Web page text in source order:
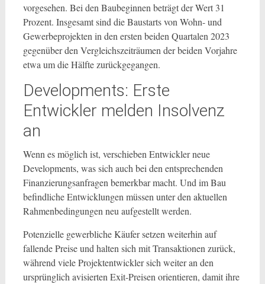
vorgesehen. Bei den Baubeginnen beträgt der Wert 31
Prozent. Insgesamt sind die Baustarts von Wohn- und
Gewerbeprojekten in den ersten beiden Quartalen 2023
gegenüber den Vergleichszeiträumen der beiden Vorjahre
etwa um die Hälfte zurückgegangen.
Developments: Erste
Entwickler melden Insolvenz
an
Wenn es möglich ist, verschieben Entwickler neue
Developments, was sich auch bei den entsprechenden
Finanzierungsanfragen bemerkbar macht. Und im Bau
befindliche Entwicklungen müssen unter den aktuellen
Rahmenbedingungen neu aufgestellt werden.
Potenzielle gewerbliche Käufer setzen weiterhin auf
fallende Preise und halten sich mit Transaktionen zurück,
während viele Projektentwickler sich weiter an den
ursprünglich avisierten Exit-Preisen orientieren, damit ihre